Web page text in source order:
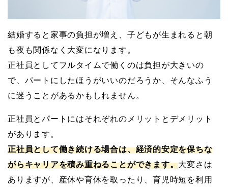
結婚すると家事の負担が増え、子どもが生まれると朝
も夜も関係なく大変になります。
正社員としてフルタイムで働くのは負担が大きいの
で、パートにしたほうがいいのだろうか、そんなふう
に迷うことがあるかもしれません。
正社員とパートにはそれぞれのメリットとデメリット
があります。
正社員として働き続ける場合は、経済的安定を保ちな
がらキャリアを積み重ねることができます。大変さは
ありますが、産休や育休を取ったり、育児時短を利用